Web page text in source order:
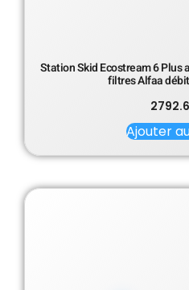
Station Skid Ecostream 6 Plus
filtres Alfaa
Ajouter